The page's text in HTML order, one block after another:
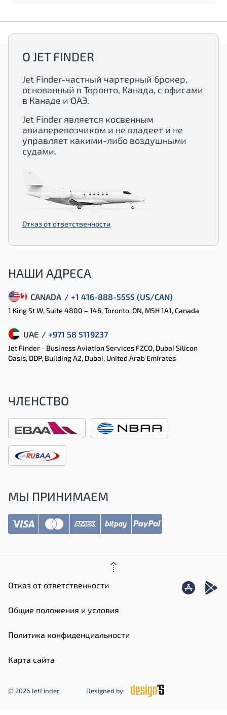
О JET FINDER
Jet Finder-частный чартерный брокер,
основанный в Торонто, Канада, с офисами
в Канаде и ОАЭ.
Jet Finder является косвенным
авиаперевозчиком и не владеет и не
управляет какими-либо воздушными
судами.
Отказ от ответственности
НАШИ АДРЕСА
CANADA / +1 416-888-5555 (US/CAN)
1 King St W, Suite 4800 – 146, Toronto, ON, M5H 1A1, Canada
UAE / +971 58 5119237
Jet Finder - Business Aviation Services FZCO, Dubai Silicon
Oasis, DDP, Building A2, Dubai, United Arab Emirates
ЧЛЕНСТВО
МЫ ПРИНИМАЕМ
Отказ от ответственности
Общие положения и условия
Политика конфиденциальности
Карта сайта
© 2026 JetFinder Designed by: